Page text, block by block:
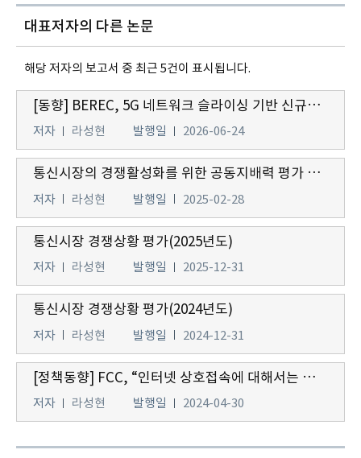
대표저자의 다른 논문
해당 저자의 보고서 중 최근 5건이 표시됩니다.
[동향] BEREC, 5G 네트워크 슬라이싱 기반 신규서비스에 대한 망 중립성 정책방향(안) 발표
저자 라성현 발행일 2026-06-24
통신시장의 경쟁활성화를 위한 공동지배력 평가 방법론 연구
저자 라성현 발행일 2025-02-28
통신시장 경쟁상황 평가(2025년도)
저자 라성현 발행일 2025-12-31
통신시장 경쟁상황 평가(2024년도)
저자 라성현 발행일 2024-12-31
[정책동향] FCC, “인터넷 상호접속에 대해서는 망 중립성 규제를 적용하지 않을 것”
저자 라성현 발행일 2024-04-30